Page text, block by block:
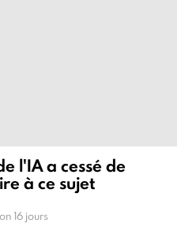
l'IA a cessé de
à ce sujet
16 jours